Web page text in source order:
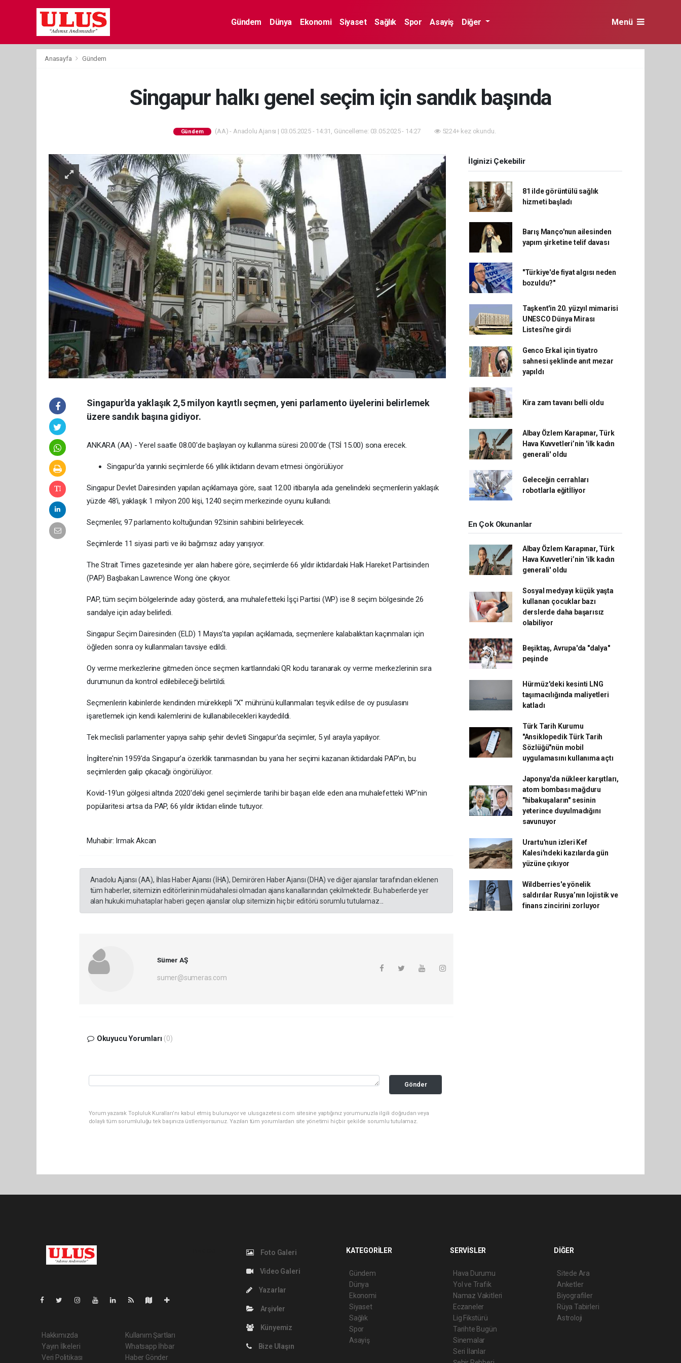
Gündem Dünya Ekonomi Siyaset Sağlık Spor Asayiş Diğer Menü
Anasayfa Gündem
Singapur halkı genel seçim için sandık başında
Gündem (AA) - Anadolu Ajansı | 03.05.2025 - 14:31, Güncelleme: 03.05.2025 - 14:27 5224+ kez okundu.
Singapur'da yaklaşık 2,5 milyon kayıtlı seçmen, yeni parlamento üyelerini belirlemek
üzere sandık başına gidiyor.
ANKARA (AA) - Yerel saatle 08.00'de başlayan oy kullanma süresi 20.00'de (TSİ 15.00) sona erecek.
Singapur'da yarınki seçimlerde 66 yıllık iktidarın devam etmesi öngörülüyor
Singapur Devlet Dairesinden yapılan açıklamaya göre, saat 12.00 itibarıyla ada genelindeki seçmenlerin yaklaşık
yüzde 48'i, yaklaşık 1 milyon 200 kişi, 1240 seçim merkezinde oyunu kullandı.
Seçmenler, 97 parlamento koltuğundan 92'sinin sahibini belirleyecek.
Seçimlerde 11 siyasi parti ve iki bağımsız aday yarışıyor.
The Strait Times gazetesinde yer alan habere göre, seçimlerde 66 yıldır iktidardaki Halk Hareket Partisinden
(PAP) Başbakan Lawrence Wong öne çıkıyor.
PAP, tüm seçim bölgelerinde aday gösterdi, ana muhalefetteki İşçi Partisi (WP) ise 8 seçim bölgesinde 26
sandalye için aday belirledi.
Singapur Seçim Dairesinden (ELD) 1 Mayıs'ta yapılan açıklamada, seçmenlere kalabalıktan kaçınmaları için
öğleden sonra oy kullanmaları tavsiye edildi.
Oy verme merkezlerine gitmeden önce seçmen kartlarındaki QR kodu taranarak oy verme merkezlerinin sıra
durumunun da kontrol edilebileceği belirtildi.
Seçmenlerin kabinlerde kendinden mürekkepli "X" mührünü kullanmaları teşvik edilse de oy pusulasını
işaretlemek için kendi kalemlerini de kullanabilecekleri kaydedildi.
Tek meclisli parlamenter yapıya sahip şehir devleti Singapur'da seçimler, 5 yıl arayla yapılıyor.
İngiltere'nin 1959'da Singapur'a özerklik tanımasından bu yana her seçimi kazanan iktidardaki PAP'ın, bu
seçimlerden galip çıkacağı öngörülüyor.
Kovid-19'un gölgesi altında 2020'deki genel seçimlerde tarihi bir başarı elde eden ana muhalefetteki WP'nin
popülaritesi artsa da PAP, 66 yıldır iktidarı elinde tutuyor.
Muhabir: Irmak Akcan
Anadolu Ajansı (AA), İhlas Haber Ajansı (İHA), Demirören Haber Ajansı (DHA) ve diğer ajanslar tarafından eklenen
tüm haberler, sitemizin editörlerinin müdahalesi olmadan ajans kanallarından çekilmektedir. Bu haberlerde yer
alan hukuki muhataplar haberi geçen ajanslar olup sitemizin hiç bir editörü sorumlu tutulamaz...
Sümer AŞ
sumer@sumeras.com
Okuyucu Yorumları (0)
Gönder
Yorum yazarak Topluluk Kuralları’nı kabul etmiş bulunuyor ve ulusgazetesi.com sitesine yaptığınız yorumunuzla ilgili doğrudan veya
dolaylı tüm sorumluluğu tek başınıza üstleniyorsunuz. Yazılan tüm yorumlardan site yönetimi hiçbir şekilde sorumlu tutulamaz.
İlginizi Çekebilir
81 ilde görüntülü sağlık
hizmeti başladı
Barış Manço'nun ailesinden
yapım şirketine telif davası
"Türkiye'de fiyat algısı neden
bozuldu?"
Taşkent'in 20. yüzyıl mimarisi
UNESCO Dünya Mirası
Listesi'ne girdi
Genco Erkal için tiyatro
sahnesi şeklinde anıt mezar
yapıldı
Kira zam tavanı belli oldu
Albay Özlem Karapınar, Türk
Hava Kuvvetleri’nin 'ilk kadın
generali' oldu
Geleceğin cerrahları
robotlarla eğitİliyor
En Çok Okunanlar
Albay Özlem Karapınar, Türk
Hava Kuvvetleri’nin 'ilk kadın
generali' oldu
Sosyal medyayı küçük yaşta
kullanan çocuklar bazı
derslerde daha başarısız
olabiliyor
Beşiktaş, Avrupa'da "dalya"
peşinde
Hürmüz'deki kesinti LNG
taşımacılığında maliyetleri
katladı
Türk Tarih Kurumu
"Ansiklopedik Türk Tarih
Sözlüğü"nün mobil
uygulamasını kullanıma açtı
Japonya'da nükleer karşıtları,
atom bombası mağduru
"hibakuşaların" sesinin
yeterince duyulmadığını
savunuyor
Urartu'nun izleri Kef
Kalesi'ndeki kazılarda gün
yüzüne çıkıyor
Wildberries'e yönelik
saldırılar Rusya’nın lojistik ve
finans zincirini zorluyor
Hakkımızda
Yayın İlkeleri
Veri Politikası
Kullanım Şartları
Whatsapp İhbar
Haber Gönder
Foto Galeri
Video Galeri
Yazarlar
Arşivler
Künyemiz
Bize Ulaşın
KATEGORİLER
Gündem
Dünya
Ekonomi
Siyaset
Sağlık
Spor
Asayiş
SERVİSLER
Hava Durumu
Yol ve Trafik
Namaz Vakitleri
Eczaneler
Lig Fikstürü
Tarihte Bugün
Sinemalar
Seri İlanlar
DİĞER
Sitede Ara
Anketler
Biyografiler
Rüya Tabirleri
Astroloji